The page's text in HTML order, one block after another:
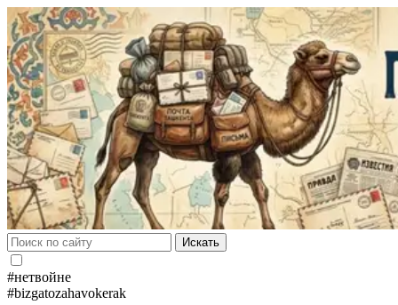
Искать
#нетвойне
#bizgatozahavokerak